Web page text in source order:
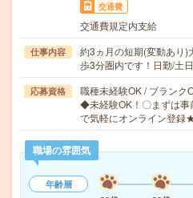
交通費
交通費規定内支給
仕事内容
約3ヵ月の短期(変動あり)
歩3分圏内です！日勤/土
応募資格
職種未経験OK / ブランク
◆未経験OK！〇まずは事
で気軽にオンライン登
職場の雰囲気
年齢層